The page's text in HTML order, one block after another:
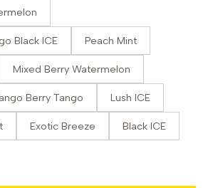
Black ICE Peach Mint
Mixed Berry Watermelon
Berry Tango Lush ICE
Exotic Breeze Black ICE